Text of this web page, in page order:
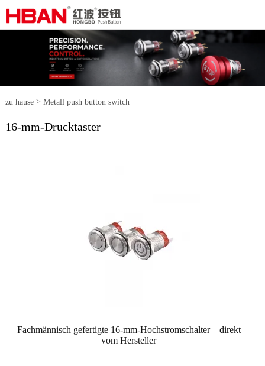
zu hause> Metall push button switch
>16-mm-Drucktaster
16-mm-Drucktaster
Fachmännisch gefertigte 16-mm-Hochstromschalter – direkt
vom Hersteller